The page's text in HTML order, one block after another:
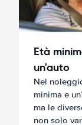
Età
un'auto
Nel
minima e
ma le
non solo